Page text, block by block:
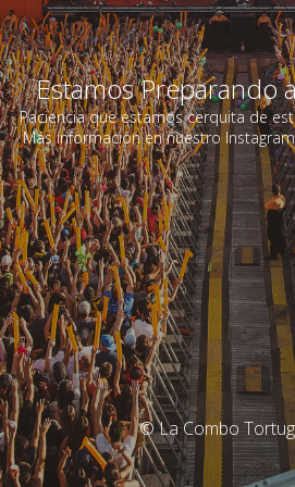
Estamos Preparando
Paciencia que estamos cerquita de
Más información en nuestro
© La Combo